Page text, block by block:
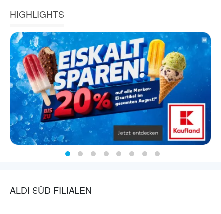
HIGHLIGHTS
ALDI SÜD FILIALEN